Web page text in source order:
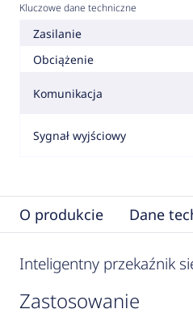
Kluczowe dane techniczne
Zasilanie
Obciążenie
Komunikacja
Sygnał wyjściowy
O produkcie Dane
Inteligentny przekaźnik
zastosowanie